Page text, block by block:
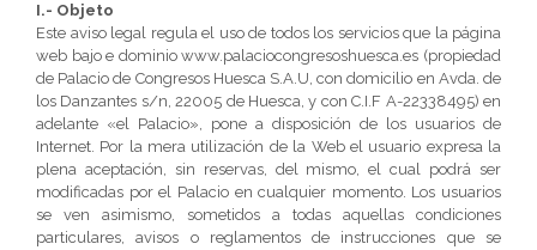
I.- Objeto
Este aviso legal regula el uso de todos los servicios que la página
web bajo e dominio www.palaciocongresoshuesca.es (propiedad
de Palacio de Congresos Huesca S.A.U, con domicilio en Avda. de
los Danzantes s/n, 22005 de Huesca, y con C.I.F A-22338495) en
adelante «el Palacio», pone a disposición de los usuarios de
Internet. Por la mera utilización de la Web el usuario expresa la
plena aceptación, sin reservas, del mismo, el cual podrá ser
modificadas por el Palacio en cualquier momento. Los usuarios
se ven asimismo, sometidos a todas aquellas condiciones
particulares, avisos o reglamentos de instrucciones que se